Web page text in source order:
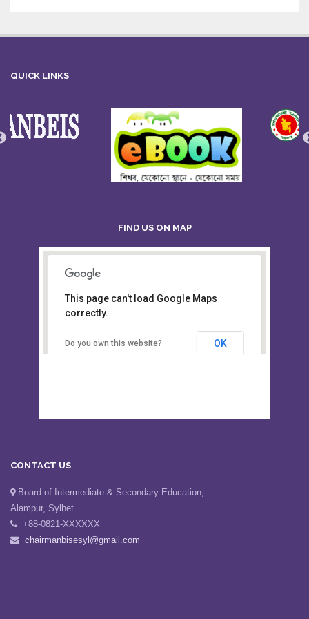
QUICK LINKS
FIND US ON MAP
Board of Intermediate &
Secondary Education, Alampur,
Sylhet
This page can't load Google Maps
Board of Intermediate & Secondary Education,
Alampur, Sylhet.
+88-0821-XXXXXX